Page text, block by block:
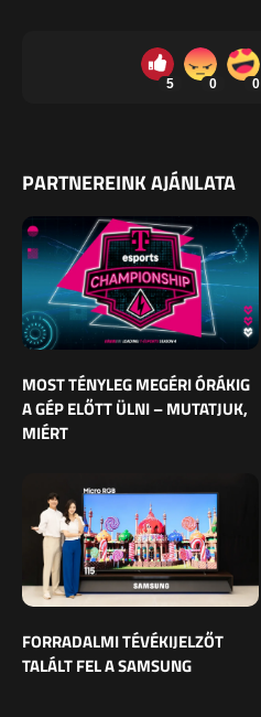
5 0 0
PARTNEREINK AJÁNLATA
MOST TÉNYLEG MEGÉRI ÓRÁKIG
A GÉP ELŐTT ÜLNI – MUTATJUK,
MIÉRT
FORRADALMI TÉVÉKIJELZŐT
TALÁLT FEL A SAMSUNG